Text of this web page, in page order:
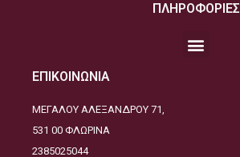
ΠΛΗΡΟΦΟΡΙΕΣ
ΕΠΙΚΟΙΝΩΝΙΑ
ΜΕΓΑΛΟΥ ΑΛΕΞΑΝΔΡΟΥ 71,
531 00 ΦΛΩΡΙΝΑ
2385025044